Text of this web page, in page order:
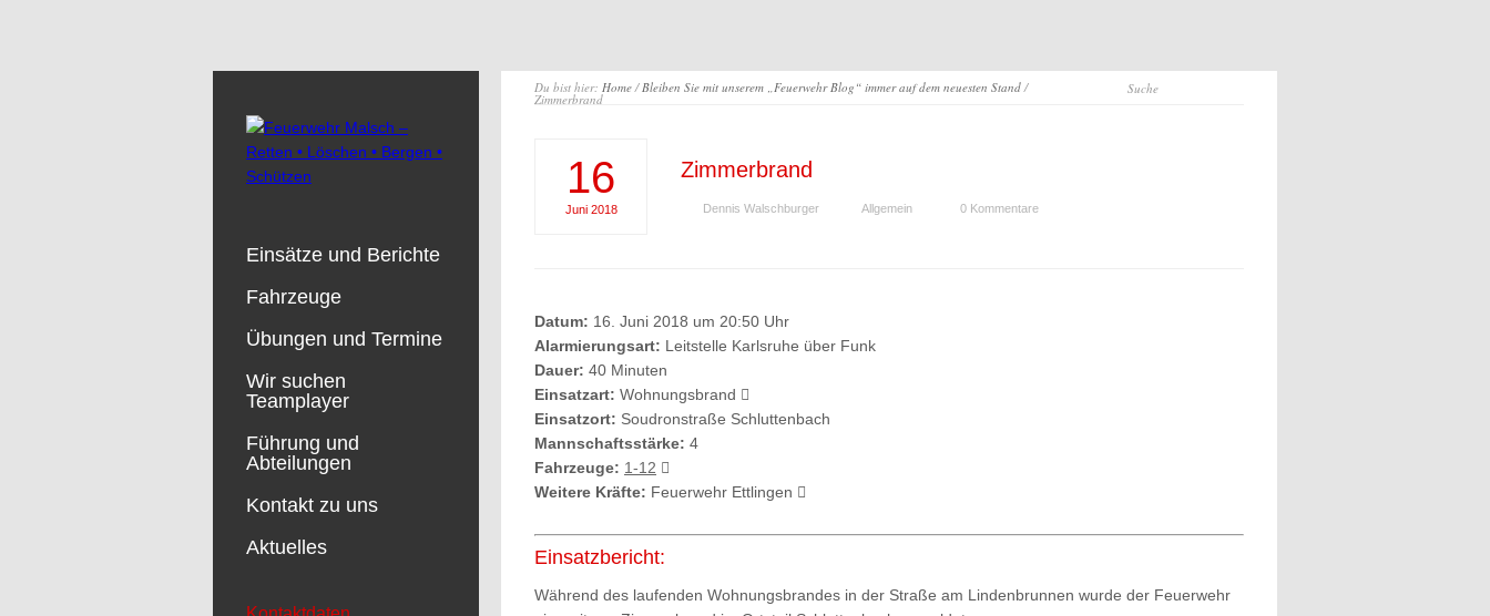
Du bist hier: Home/Bleiben Sie mit unserem „Feuerwehr Blog“ immer auf dem neuesten Stand/
Zimmerbrand
16
Juni 2018
Zimmerbrand
Dennis Walschburger Allgemein 0 Kommentare
Datum: 16. Juni 2018 um 20:50 Uhr
Alarmierungsart: Leitstelle Karlsruhe über Funk
Dauer: 40 Minuten
Einsatzart: Wohnungsbrand
Einsatzort: Soudronstraße Schluttenbach
Mannschaftsstärke: 4
Fahrzeuge: 1-12
Weitere Kräfte: Feuerwehr Ettlingen
Einsatzbericht:
Während des laufenden Wohnungsbrandes in der Straße am Lindenbrunnen wurde der Feuerwehr
Einsätze und Berichte
Fahrzeuge
Übungen und Termine
Wir suchen
Teamplayer
Führung und
Abteilungen
Kontakt zu uns
Aktuelles